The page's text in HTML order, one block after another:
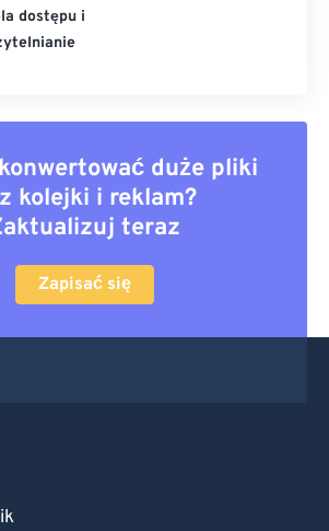
dostępu i
duże pliki
kolejki i reklam?
teraz
Zapisać się